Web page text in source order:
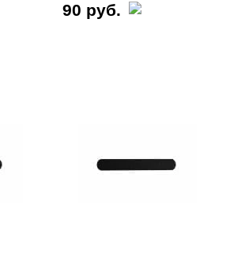
90 руб.